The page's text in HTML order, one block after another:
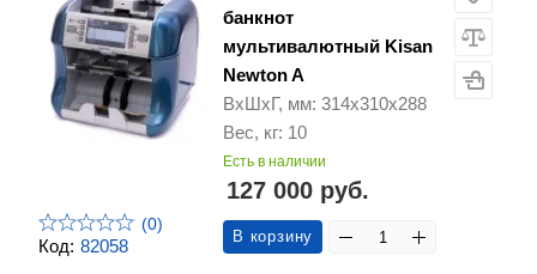
Код: 82058
(0)
банкнот
мультивалютный Kisan
Newton A
ВхШхГ, мм: 314х310х288
Вес, кг: 10
Есть в наличии
127 000 руб.
В корзину